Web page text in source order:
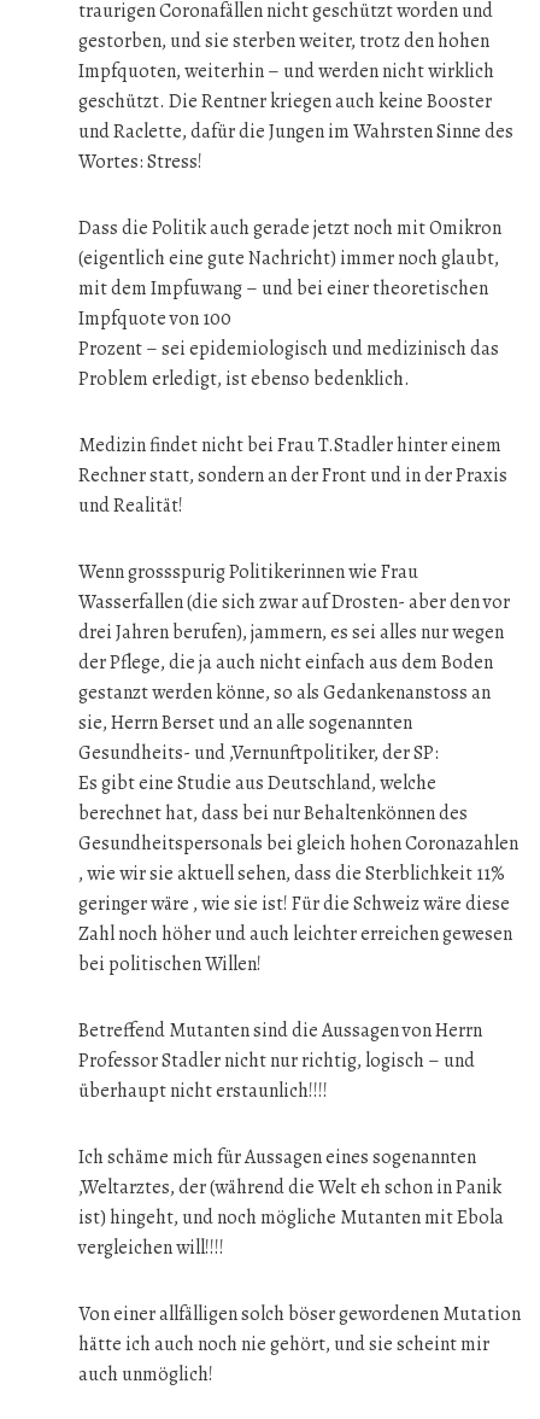
traurigen Coronafällen nicht geschützt worden und
gestorben, und sie sterben weiter, trotz den hohen
Impfquoten, weiterhin – und werden nicht wirklich
geschützt. Die Rentner kriegen auch keine Booster
und Raclette, dafür die Jungen im Wahrsten Sinne des
Wortes: Stress!
Dass die Politik auch gerade jetzt noch mit Omikron
(eigentlich eine gute Nachricht) immer noch glaubt,
mit dem Impfuwang – und bei einer theoretischen
Impfquote von 100
Prozent – sei epidemiologisch und medizinisch das
Problem erledigt, ist ebenso bedenklich.
Medizin findet nicht bei Frau T.Stadler hinter einem
Rechner statt, sondern an der Front und in der Praxis
und Realität!
Wenn grossspurig Politikerinnen wie Frau
Wasserfallen (die sich zwar auf Drosten- aber den vor
drei Jahren berufen), jammern, es sei alles nur wegen
der Pflege, die ja auch nicht einfach aus dem Boden
gestanzt werden könne, so als Gedankenanstoss an
sie, Herrn Berset und an alle sogenannten
Gesundheits- und ,Vernunftpolitiker, der SP:
Es gibt eine Studie aus Deutschland, welche
berechnet hat, dass bei nur Behaltenkönnen des
Gesundheitspersonals bei gleich hohen Coronazahlen
, wie wir sie aktuell sehen, dass die Sterblichkeit 11%
geringer wäre , wie sie ist! Für die Schweiz wäre diese
Zahl noch höher und auch leichter erreichen gewesen
bei politischen Willen!
Betreffend Mutanten sind die Aussagen von Herrn
Professor Stadler nicht nur richtig, logisch – und
überhaupt nicht erstaunlich!!!!
Ich schäme mich für Aussagen eines sogenannten
,Weltarztes, der (während die Welt eh schon in Panik
ist) hingeht, und noch mögliche Mutanten mit Ebola
vergleichen will!!!!
Von einer allfälligen solch böser gewordenen Mutation
hätte ich auch noch nie gehört, und sie scheint mir
auch unmöglich!